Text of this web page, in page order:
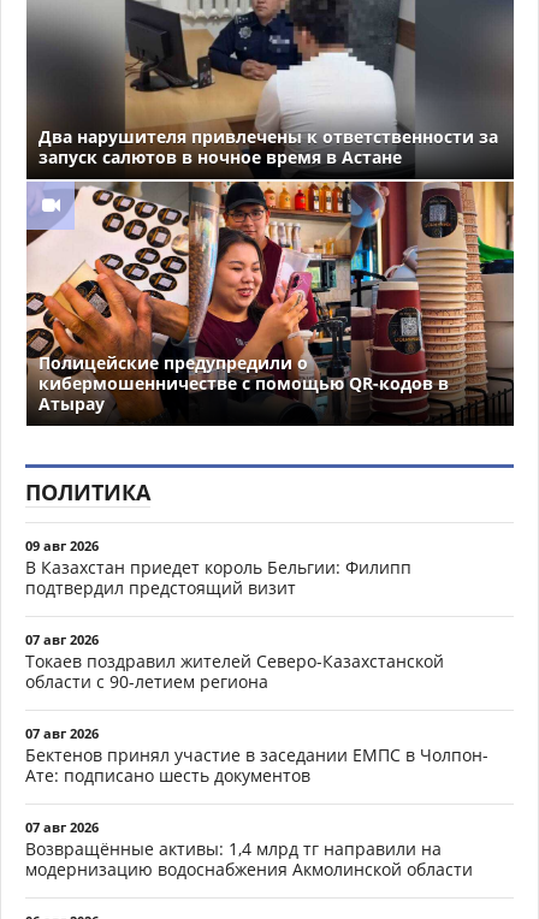
Два нарушителя привлечены к ответственности за
запуск салютов в ночное время в Астане
Полицейские предупредили о
кибермошенничестве с помощью QR-кодов в
Атырау
ПОЛИТИКА
09 авг 2026
В Казахстан приедет король Бельгии: Филипп
подтвердил предстоящий визит
07 авг 2026
Токаев поздравил жителей Северо-Казахстанской
области с 90-летием региона
07 авг 2026
Бектенов принял участие в заседании ЕМПС в Чолпон-
Ате: подписано шесть документов
07 авг 2026
Возвращённые активы: 1,4 млрд тг направили на
модернизацию водоснабжения Акмолинской области